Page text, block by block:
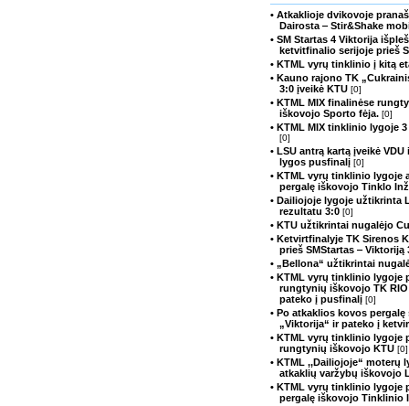
• Atkaklioje dvikovoje
Dairosta ‒ Stir&Shake
• SM Startas 4 Viktorija
ketvitfinalio serijoje prieš
• KTML vyrų tinklinio į kitą
• Kauno rajono TK
3:0 įveikė KTU [0]
• KTML MIX finalinėse
iškovojo Sporto fėja. [0]
• KTML MIX tinklinio lygoje
[0]
• LSU antrą kartą įveikė
lygos pusfinalį [0]
• KTML vyrų tinklinio lygoje
pergalę iškovojo Tinklo
• Dailiojoje lygoje užtikrinta
rezultatu 3:0 [0]
• KTU užtikrintai nugalėjo
• Ketvirtfinalyje TK Sirenos
prieš SMStartas ‒ Viktoriją
• „Bellona“ užtikrintai
• KTML vyrų tinklinio lygoje
rungtynių iškovojo TK RIO
pateko į pusfinalį [0]
• Po atkaklios kovos pergalę
„Viktorija“ ir pateko į
• KTML vyrų tinklinio lygoje
rungtynių iškovojo KTU [0]
• KTML ,,Dailiojoje“ moterų
atkaklių varžybų iškovojo
• KTML vyrų tinklinio lygoje
pergalę iškovojo Tinklinio